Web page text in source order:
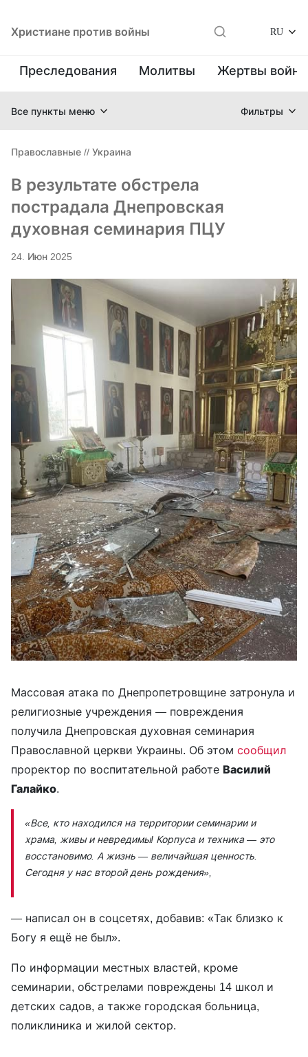
Христиане против войны RU
Преследования Молитвы Жертвы
Все пункты меню Фильтры
Православные // Украина
В результате обстрела
пострадала Днепровская
духовная семинария ПЦУ
24. Июн 2025
Массовая атака по Днепропетровщине затронула и
религиозные учреждения — повреждения
получила Днепровская духовная семинария
Православной церкви Украины. Об этом сообщил
проректор по воспитательной работе Василий
Галайко.
«Все, кто находился на территории семинарии и
храма, живы и невредимы! Корпуса и техника — это
восстановимо. А жизнь — величайшая ценность.
Сегодня у нас второй день рождения»,
— написал он в соцсетях, добавив: «Так близко к
Богу я ещё не был».
По информации местных властей, кроме
семинарии, обстрелами повреждены 14 школ и
детских садов, а также городская больница,
поликлиника и жилой сектор.